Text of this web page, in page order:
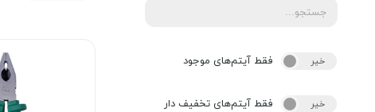
بله خیر فقط آیتم‌های موجود
بله خیر فقط آیتم‌های تخفیف دار